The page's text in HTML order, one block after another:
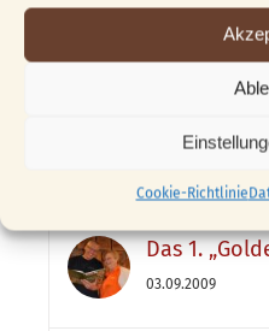
Cookie-Richtlinie
Beliebt
Vom Block
Das 1.
03.09.2009